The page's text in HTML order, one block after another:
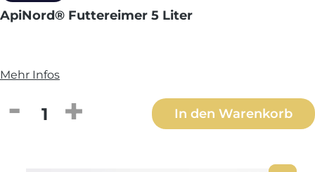
ApiNord® Futtereimer 5 Liter
Mehr Infos
Produkt Anzahl: Gib den gewünschten
In den Warenkorb